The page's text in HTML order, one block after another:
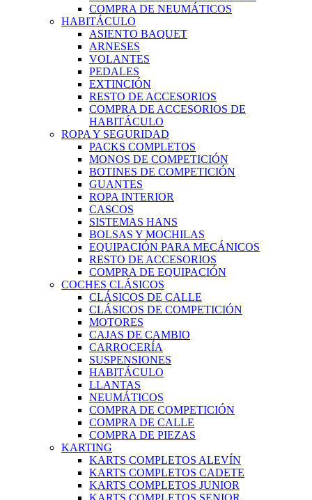
COMPRA DE NEUMÁTICOS
HABITÁCULO
ASIENTO BAQUET
ARNESES
VOLANTES
PEDALES
EXTINCIÓN
RESTO DE ACCESORIOS
COMPRA DE ACCESORIOS DE
HABITÁCULO
ROPA Y SEGURIDAD
PACKS COMPLETOS
MONOS DE COMPETICIÓN
BOTINES DE COMPETICIÓN
GUANTES
ROPA INTERIOR
CASCOS
SISTEMAS HANS
BOLSAS Y MOCHILAS
EQUIPACIÓN PARA MECÁNICOS
RESTO DE ACCESORIOS
COMPRA DE EQUIPACIÓN
COCHES CLÁSICOS
CLÁSICOS DE CALLE
CLÁSICOS DE COMPETICIÓN
MOTORES
CAJAS DE CAMBIO
CARROCERÍA
SUSPENSIONES
HABITÁCULO
LLANTAS
NEUMÁTICOS
COMPRA DE COMPETICIÓN
COMPRA DE CALLE
COMPRA DE PIEZAS
KARTING
KARTS COMPLETOS ALEVÍN
KARTS COMPLETOS CADETE
KARTS COMPLETOS JUNIOR
KARTS COMPLETOS SENIOR